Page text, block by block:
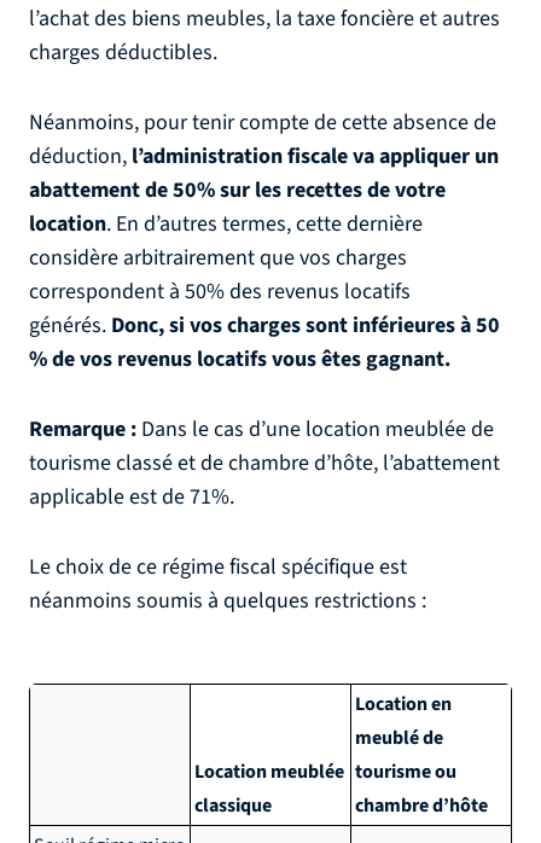
l’achat des biens meubles, la taxe foncière et autres
charges déductibles.
Néanmoins, pour tenir compte de cette absence de
déduction, l’administration fiscale va appliquer un
abattement de 50% sur les recettes de votre
location. En d’autres termes, cette dernière
considère arbitrairement que vos charges
correspondent à 50% des revenus locatifs
générés. Donc, si vos charges sont inférieures à 50
% de vos revenus locatifs vous êtes gagnant.
Remarque : Dans le cas d’une location meublée de
tourisme classé et de chambre d’hôte, l’abattement
applicable est de 71%.
Le choix de ce régime fiscal spécifique est
néanmoins soumis à quelques restrictions :
Location meublée
classique
Location en
meublé de
tourisme ou
chambre d’hôte